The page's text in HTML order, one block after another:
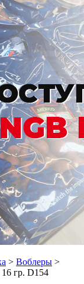
> Воблеры >
гр. D154